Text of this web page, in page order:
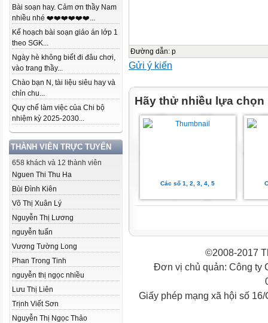
Bài soạn hay. Cảm ơn thầy Nam
nhiều nhé ❤️❤️❤️❤️❤️❤️...
Kế hoạch bài soạn giáo án lớp 1
theo SGK...
Ngày hè không biết đi đâu chơi,
vào trang thầy...
Chào bạn N, tài liệu siêu hay và
chỉn chu...
Quy chế làm việc của Chi bộ
nhiệm kỳ 2025-2030...
THÀNH VIÊN TRỰC TUYẾN
658 khách và 12 thành viên
Nguen Thi Thu Ha
Bùi Đình Kiên
Võ Thị Xuân Lý
Nguyễn Thị Lương
nguyễn tuấn
Vương Tường Long
Phan Trong Tinh
nguyễn thị ngọc nhiều
Lưu Thị Liên
Trịnh Viết Sơn
Nguyễn Thị Ngọc Thảo
Đường dẫn: p
Gửi ý kiến
Hãy thử nhiều lựa chọn
Các số 1, 2, 3, 4, 5
©2008-2017
Đơn vị chủ quản: Công ty
Giấy phép mạng xã hội số